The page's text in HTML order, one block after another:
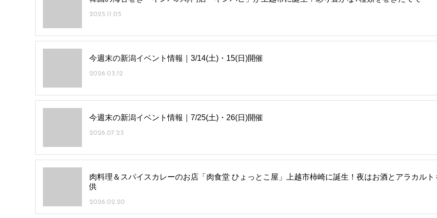
2025.11.05
今週末の新潟イベント情報｜3/14(土)・15(日)開催
2026.03.12
今週末の新潟イベント情報｜7/25(土)・26(日)開催
2026.07.23
肉料理＆スパイスカレーのお店「肉食堂 ひょっとこ屋」上越市柿崎に誕生！夜はお酒とアラカルト
供
2026.02.20